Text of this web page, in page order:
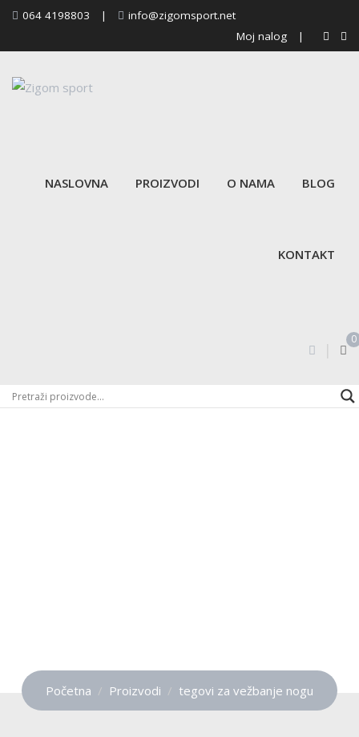
Skip
content
064 4198803 |
info@zigomsport.net
Moj nalog
|
NASLOVNA PROIZVODI O NAMA BLOG
KONTAKT
0
|
Početna Proizvodi tegovi za vežbanje nogu